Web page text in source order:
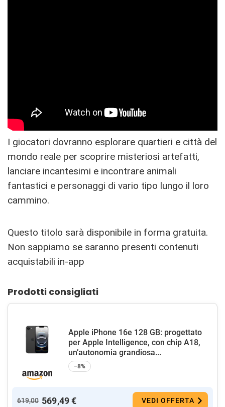
I giocatori dovranno esplorare quartieri e città del
mondo reale per scoprire misteriosi artefatti,
lanciare incantesimi e incontrare animali
fantastici e personaggi di vario tipo lungo il loro
cammino.
Questo titolo sarà disponibile in forma gratuita.
Non sappiamo se saranno presenti contenuti
acquistabili in-app
Prodotti consigliati
Apple iPhone 16e 128 GB: progettato
per Apple Intelligence, con chip A18,
un’autonomia grandiosa...
−8%
619,00 569,49 € VEDI OFFERTA